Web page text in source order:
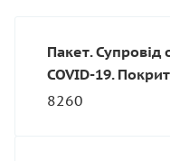
Пакет.
COVID-19.
8260